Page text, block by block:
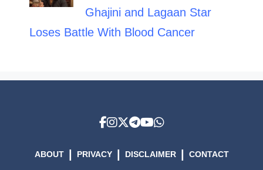
Ghajini and Lagaan Star
Loses Battle With Blood Cancer
ABOUT | PRIVACY | DISCLAIMER | CONTACT